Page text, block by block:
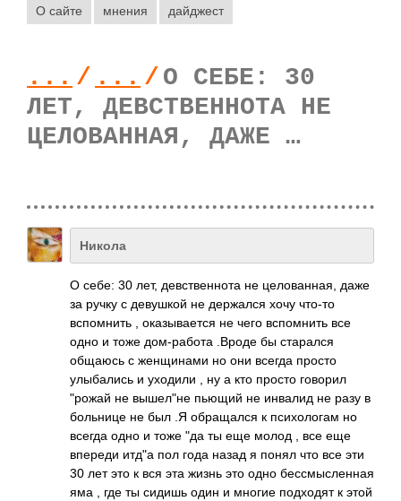
О сайте мнения дайджест
... / ... / О СЕБЕ: 30
ЛЕТ, ДЕВСТВЕННОТА НЕ
ЦЕЛОВАННАЯ, ДАЖЕ …
Никола
О себе: 30 лет, девственнота не целованная, даже
за ручку с девушкой не держался хочу что-то
вспомнить , оказывается не чего вспомнить все
одно и тоже дом-работа .Вроде бы старался
общаюсь с женщинами но они всегда просто
улыбались и уходили , ну а кто просто говорил
"рожай не вышел"не пьющий не инвалид не разу в
больнице не был .Я обращался к психологам но
всегда одно и тоже "да ты еще молод , все еще
впереди итд"а пол года назад я понял что все эти
30 лет это к вся эта жизнь это одно бессмысленная
яма , где ты сидишь один и многие подходят к этой